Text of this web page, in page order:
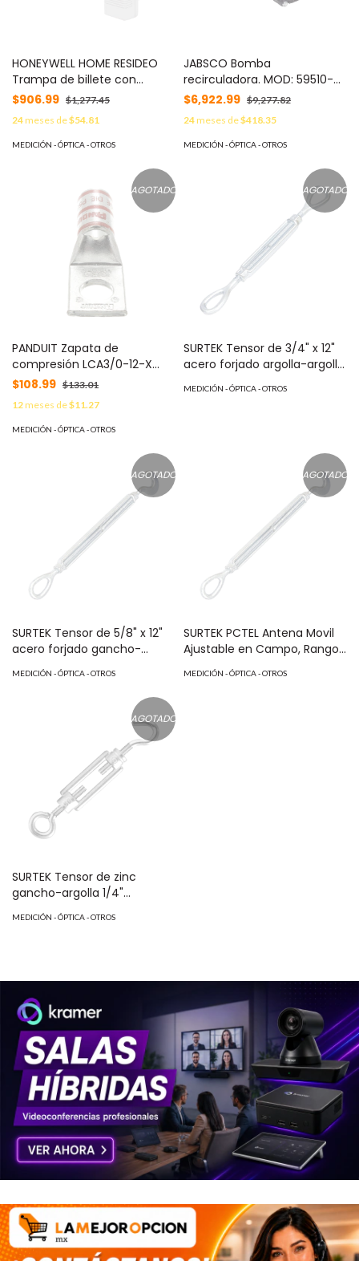
HONEYWELL HOME RESIDEO
Trampa de billete con
transmisor inalámbrico 5816
$906.99 $1,277.45
24meses de$54.81
MEDICIÓN - ÓPTICA - OTROS
JABSCO Bomba
recirculadora. MOD: 59510-
0012
$6,922.99 $9,277.82
24meses de$418.35
MEDICIÓN - ÓPTICA - OTROS
AGOTADO
PANDUIT Zapata de
compresión LCA3/0-12-X
para cal. 3/0 Awg, Barreno
1 Pz MOD: LCA3/0-12-X
$108.99 $133.01
12meses de$11.27
MEDICIÓN - ÓPTICA - OTROS
AGOTADO
SURTEK Tensor de 3/4" x 12"
acero forjado argolla-argolla
3/4X12OOS
MEDICIÓN - ÓPTICA - OTROS
AGOTADO
SURTEK Tensor de 5/8" x 12"
acero forjado gancho-
5/8X12OGS
MEDICIÓN - ÓPTICA - OTROS
AGOTADO
SURTEK PCTEL Antena Movil
Ajustable en Campo, Rango
MOD: MFT-121
MEDICIÓN - ÓPTICA - OTROS
AGOTADO
SURTEK Tensor de zinc
gancho-argolla 1/4"
carbón. MOD: TENL-1/4OGS
MEDICIÓN - ÓPTICA - OTROS